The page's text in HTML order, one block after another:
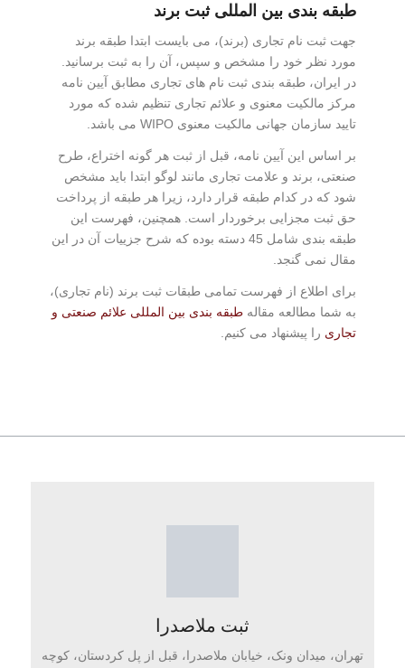
طبقه بندی بین المللی ثبت برند
جهت ثبت نام تجاری (برند)، می بایست ابتدا طبقه برند
مورد نظر خود را مشخص و سپس، آن را به ثبت برسانید.
در ایران، طبقه بندی ثبت نام های تجاری مطابق آیین نامه
مرکز مالکیت معنوی و علائم تجاری تنظیم شده که مورد
تایید سازمان جهانی مالکیت معنوی WIPO می باشد.
بر اساس این آیین نامه، قبل از ثبت هر گونه اختراع، طرح
صنعتی، برند و علامت تجاری مانند لوگو ابتدا باید مشخص
شود که در کدام طبقه قرار دارد، زیرا هر طبقه از پرداخت
حق ثبت مجزایی برخوردار است. همچنین، فهرست این
طبقه بندی شامل 45 دسته بوده که شرح جزییات آن در این
مقال نمی گنجد.
برای اطلاع از فهرست تمامی طبقات ثبت برند (نام تجاری)،
به شما مطالعه مقاله طبقه بندی بین المللی علائم صنعتی و
تجاری را پیشنهاد می کنیم.
ثبت ملاصدرا
تهران، میدان ونک، خیابان ملاصدرا، قبل از پل کردستان، کوچه